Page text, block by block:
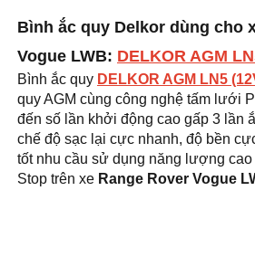
Bình ắc quy Delkor dùng cho
Vogue LWB: DELKOR AGM
Bình ắc quy DELKOR AGM LN5
quy AGM cùng công nghệ tấm lưới
đến số lần khởi động cao gấp 3 lần
chế độ sạc lại cực nhanh, độ bền
tốt nhu cầu sử dụng năng lượng cao
Stop trên xe Range Rover Vogue